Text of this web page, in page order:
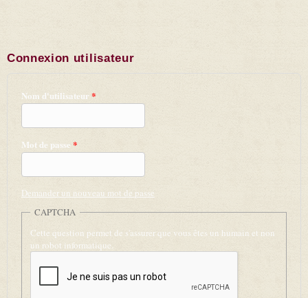
Connexion utilisateur
Nom d'utilisateur *
Mot de passe *
Demander un nouveau mot de passe
CAPTCHA
Cette question permet de s'assurer que vous êtes un humain et non
un robot informatique.